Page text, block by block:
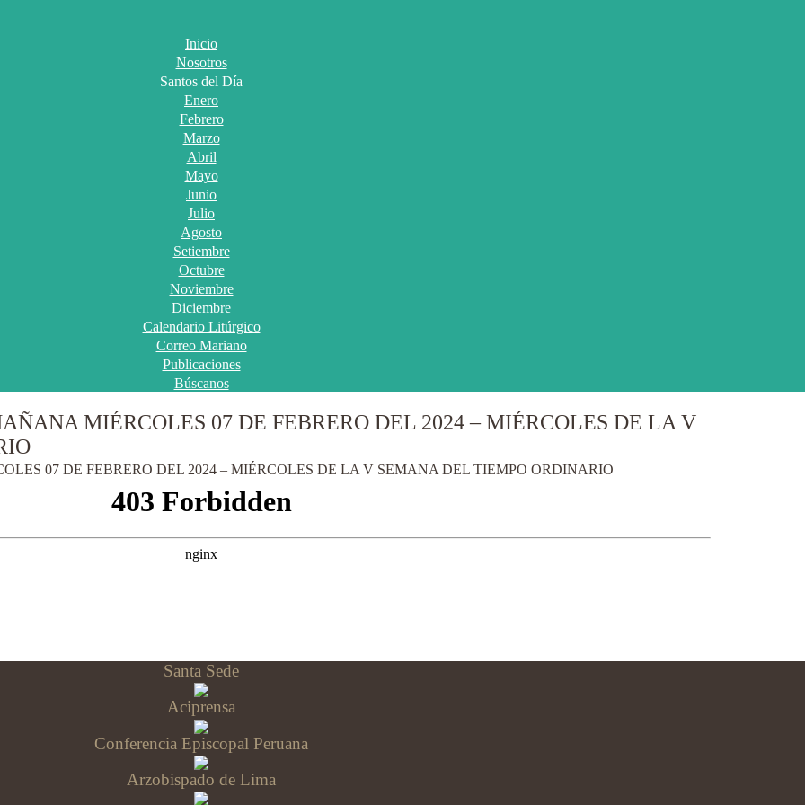
Inicio
Nosotros
Santos del Día
Enero
Febrero
Marzo
Abril
Mayo
Junio
Julio
Agosto
Setiembre
Octubre
Noviembre
Diciembre
Calendario Litúrgico
Correo Mariano
Publicaciones
Búscanos
MIÉRCOLES 07 DE FEBRERO DEL 2024 – MIÉRCOLES DE LA V
07 DE FEBRERO DEL 2024 – MIÉRCOLES DE LA V SEMANA DEL TIEMPO ORDINARIO
Santa Sede
Aciprensa
Conferencia Episcopal Peruana
Arzobispado de Lima